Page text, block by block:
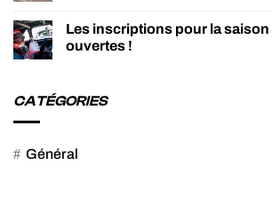
Les inscriptions pour la
ouvertes !
CATÉGORIES
Général